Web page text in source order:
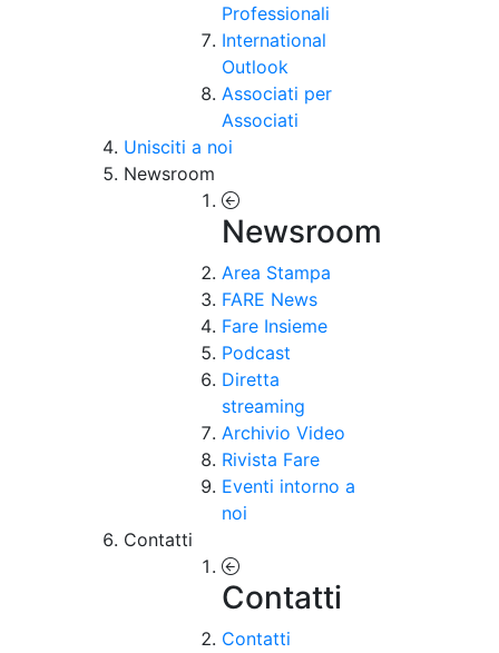
Professionali
International
Outlook
Associati per
Associati
Unisciti a noi
Newsroom
Newsroom
Area Stampa
FARE News
Fare Insieme
Podcast
Diretta
streaming
Archivio Video
Rivista Fare
Eventi intorno a
noi
Contatti
Contatti
Contatti